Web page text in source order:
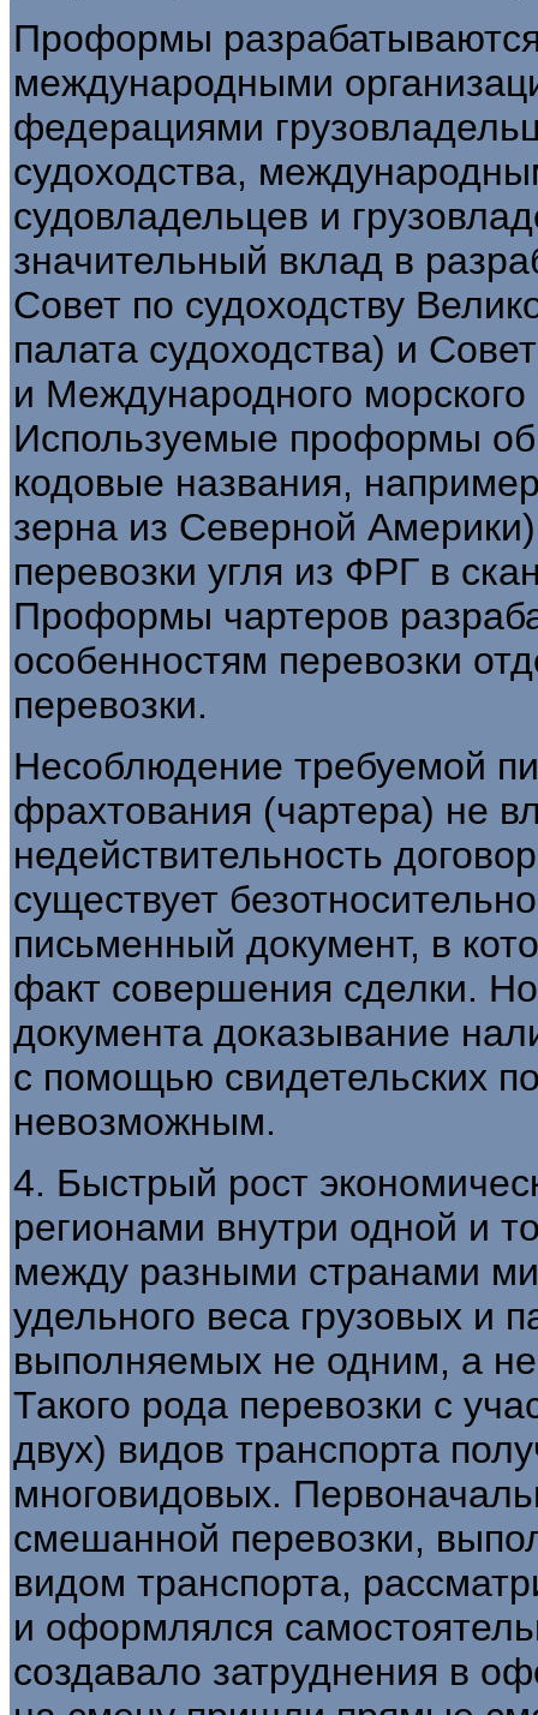
Проформы
международными
федерациями
судоходства,
судовладельцев и
значительный вклад в
Совет по судоходству
палата судоходства) и
и Международного
Используемые проформы
кодовые названия,
зерна из Северной
перевозки угля из ФРГ в
Проформы чартеров
особенностям перевозки
перевозки.
Несоблюдение требуемой
фрахтования (чартера) не
недействительность
существует
письменный документ, в
факт совершения сделки. Но
документа доказывание
с помощью свидетельских
невозможным.
4. Быстрый рост
регионами внутри одной и
между разными странами
удельного веса грузовых и
выполняемых не одним, а
Такого рода перевозки с
двух) видов транспорта
многовидовых.
смешанной перевозки,
видом транспорта,
и оформлялся
создавало затруднения в